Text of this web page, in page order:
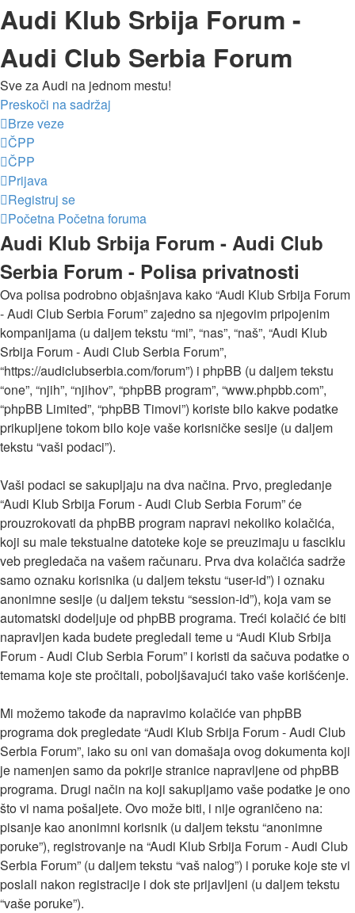
Audi Klub Srbija Forum -
Audi Club Serbia Forum
Sve za Audi na jednom mestu!
Preskoči na sadržaj
Brze veze
ČPP
ČPP
Prijava
Registruj se
Početna Početna foruma
Audi Klub Srbija Forum - Audi Club
Serbia Forum - Polisa privatnosti
Ova polisa podrobno objašnjava kako “Audi Klub Srbija Forum
- Audi Club Serbia Forum” zajedno sa njegovim pripojenim
kompanijama (u daljem tekstu “mi”, “nas”, “naš”, “Audi Klub
Srbija Forum - Audi Club Serbia Forum”,
“https://audiclubserbia.com/forum”) i phpBB (u daljem tekstu
“one”, “njih”, “njihov”, “phpBB program”, “www.phpbb.com”,
“phpBB Limited”, “phpBB Timovi”) koriste bilo kakve podatke
prikupljene tokom bilo koje vaše korisničke sesije (u daljem
tekstu “vaši podaci”).
Vaši podaci se sakupljaju na dva načina. Prvo, pregledanje
“Audi Klub Srbija Forum - Audi Club Serbia Forum” će
prouzrokovati da phpBB program napravi nekoliko kolačića,
koji su male tekstualne datoteke koje se preuzimaju u fasciklu
veb pregledača na vašem računaru. Prva dva kolačića sadrže
samo oznaku korisnika (u daljem tekstu “user-id”) i oznaku
anonimne sesije (u daljem tekstu “session-id”), koja vam se
automatski dodeljuje od phpBB programa. Treći kolačić će biti
napravljen kada budete pregledali teme u “Audi Klub Srbija
Forum - Audi Club Serbia Forum” i koristi da sačuva podatke o
temama koje ste pročitali, poboljšavajući tako vaše korišćenje.
Mi možemo takođe da napravimo kolačiće van phpBB
programa dok pregledate “Audi Klub Srbija Forum - Audi Club
Serbia Forum”, iako su oni van domašaja ovog dokumenta koji
je namenjen samo da pokrije stranice napravljene od phpBB
programa. Drugi način na koji sakupljamo vaše podatke je ono
što vi nama pošaljete. Ovo može biti, i nije ograničeno na:
pisanje kao anonimni korisnik (u daljem tekstu “anonimne
poruke”), registrovanje na “Audi Klub Srbija Forum - Audi Club
Serbia Forum” (u daljem tekstu “vaš nalog”) i poruke koje ste vi
poslali nakon registracije i dok ste prijavljeni (u daljem tekstu
“vaše poruke”).